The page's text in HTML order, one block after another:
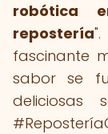
robótica
repostería
fascinante
sabor se
deliciosas